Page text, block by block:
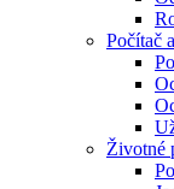
Počítač
Životné